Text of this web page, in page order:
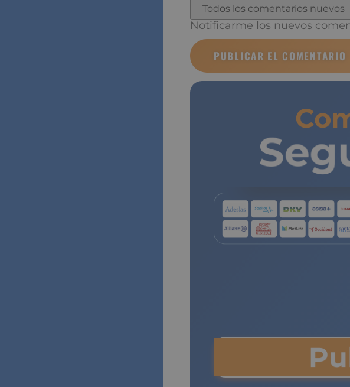
He leído y acepto elaviso legal
Quiero valorar
Notificarme los nuevos